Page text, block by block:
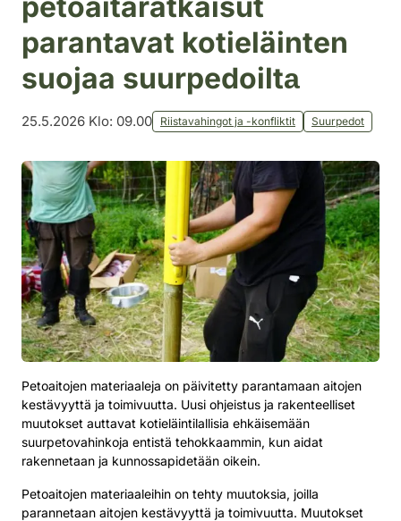
parantavat kotieläinten
suojaa suurpedoiltа
25.5.2026 Klo: 09.00 Riistavahingot ja -konfliktit Suurpedot
Petoaitojen materiaaleja on päivitetty parantamaan aitojen
kestävyyttä ja toimivuutta. Uusi ohjeistus ja rakenteelliset
muutokset auttavat kotieläintilallisia ehkäisemään
suurpetovahinkoja entistä tehokkaammin, kun aidat
rakennetaan ja kunnossapidetään oikein.
Petoaitojen materiaaleihin on tehty muutoksia, joilla
parannetaan aitojen kestävyyttä ja toimivuutta. Muutokset